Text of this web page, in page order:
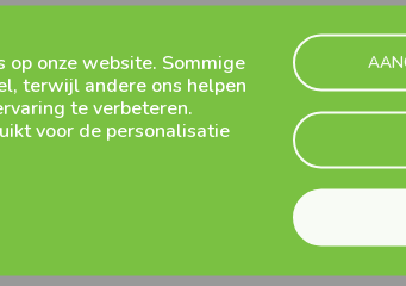
op onze website. Sommige
terwijl andere ons helpen
te verbeteren.
voor de personalisatie